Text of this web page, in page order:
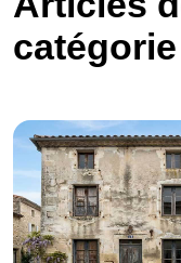
catégorie